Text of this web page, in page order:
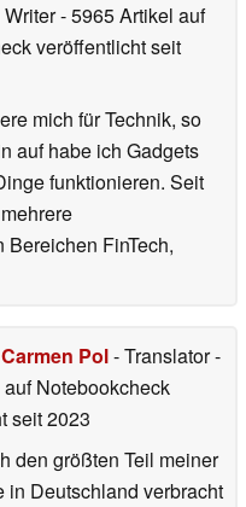
Writer- 5965 Artikel auf
veröffentlichtseit
mich für Technik, so
auf habe ich Gadgets
funktionieren. Seit
FinTech,
Carmen Pol- Translator-
Notebookcheck
seit 2023
den größten Teil meiner
in Deutschland verbracht